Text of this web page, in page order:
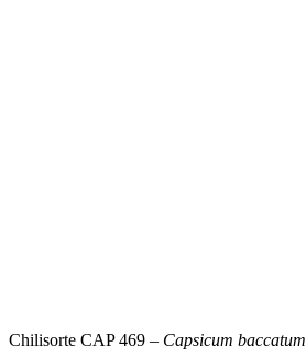
Chilisorte CAP 469 – Capsicum baccatum